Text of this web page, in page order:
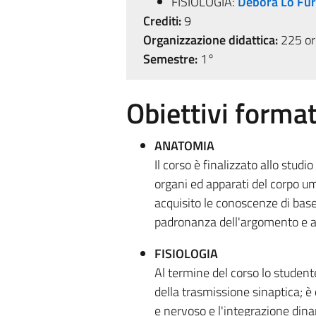
Crediti:9
Organizzazione didattica:225
Semestre:1°
Obiettivi
ANATOMIA
Il corso è finalizzato allo
organi ed apparati del corpo
acquisito le conoscenze di
padronanza dell'argomento e
FISIOLOGIA
Al termine del corso lo
della trasmissione sinaptica;
e nervoso e l'integrazione